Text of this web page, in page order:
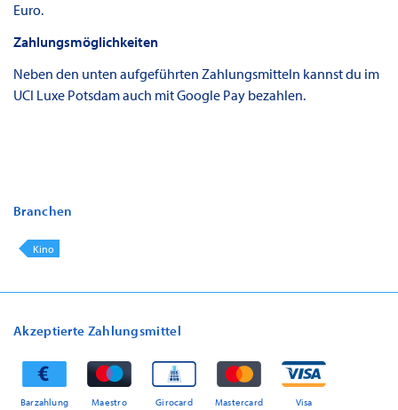
Euro.
Zahlungsmöglichkeiten
Neben den unten aufgeführten Zahlungsmitteln kannst du im
UCI Luxe Potsdam auch mit Google Pay bezahlen.
Branchen
Kino
Akzeptierte Zahlungsmittel
Barzahlung Maestro Girocard Mastercard Visa